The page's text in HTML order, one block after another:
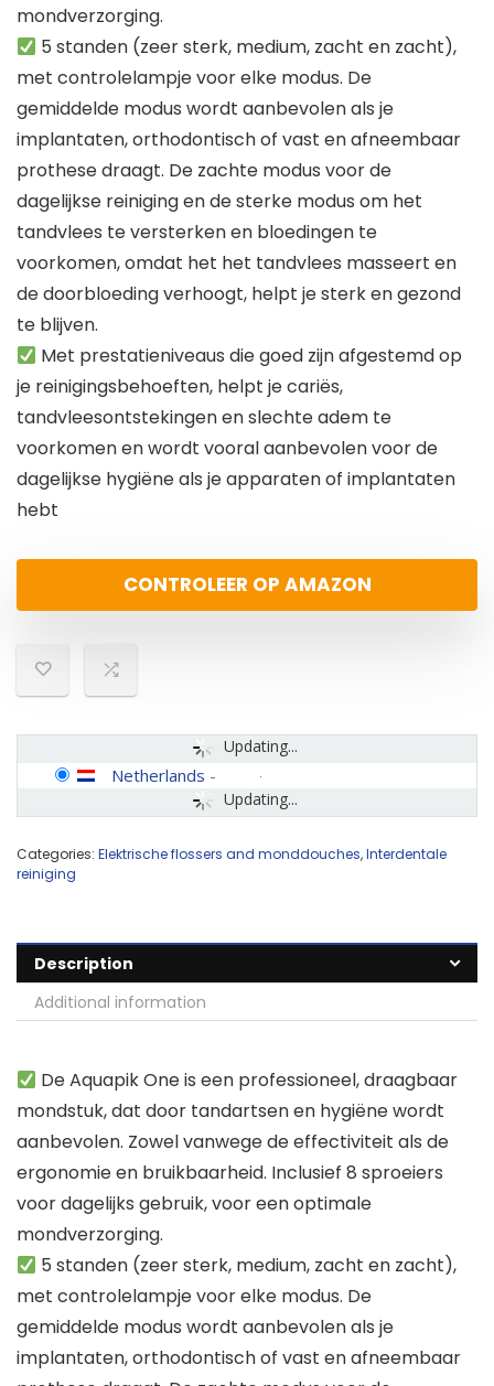
mondverzorging.
5 standen (zeer sterk, medium, zacht en zacht),
met controlelampje voor elke modus. De
gemiddelde modus wordt aanbevolen als je
implantaten, orthodontisch of vast en afneembaar
prothese draagt. De zachte modus voor de
dagelijkse reiniging en de sterke modus om het
tandvlees te versterken en bloedingen te
voorkomen, omdat het het tandvlees masseert en
de doorbloeding verhoogt, helpt je sterk en gezond
te blijven.
Met prestatieniveaus die goed zijn afgestemd op
je reinigingsbehoeften, helpt je cariës,
tandvleesontstekingen en slechte adem te
voorkomen en wordt vooral aanbevolen voor de
dagelijkse hygiëne als je apparaten of implantaten
hebt
CONTROLEER OP AMAZON
Updating...
Updating...
Netherlands -
Categories: Elektrische flossers and monddouches,Interdentale
reiniging
Description
Additional information
De Aquapik One is een professioneel, draagbaar
mondstuk, dat door tandartsen en hygiëne wordt
aanbevolen. Zowel vanwege de effectiviteit als de
ergonomie en bruikbaarheid. Inclusief 8 sproeiers
voor dagelijks gebruik, voor een optimale
mondverzorging.
5 standen (zeer sterk, medium, zacht en zacht),
met controlelampje voor elke modus. De
gemiddelde modus wordt aanbevolen als je
implantaten, orthodontisch of vast en afneembaar